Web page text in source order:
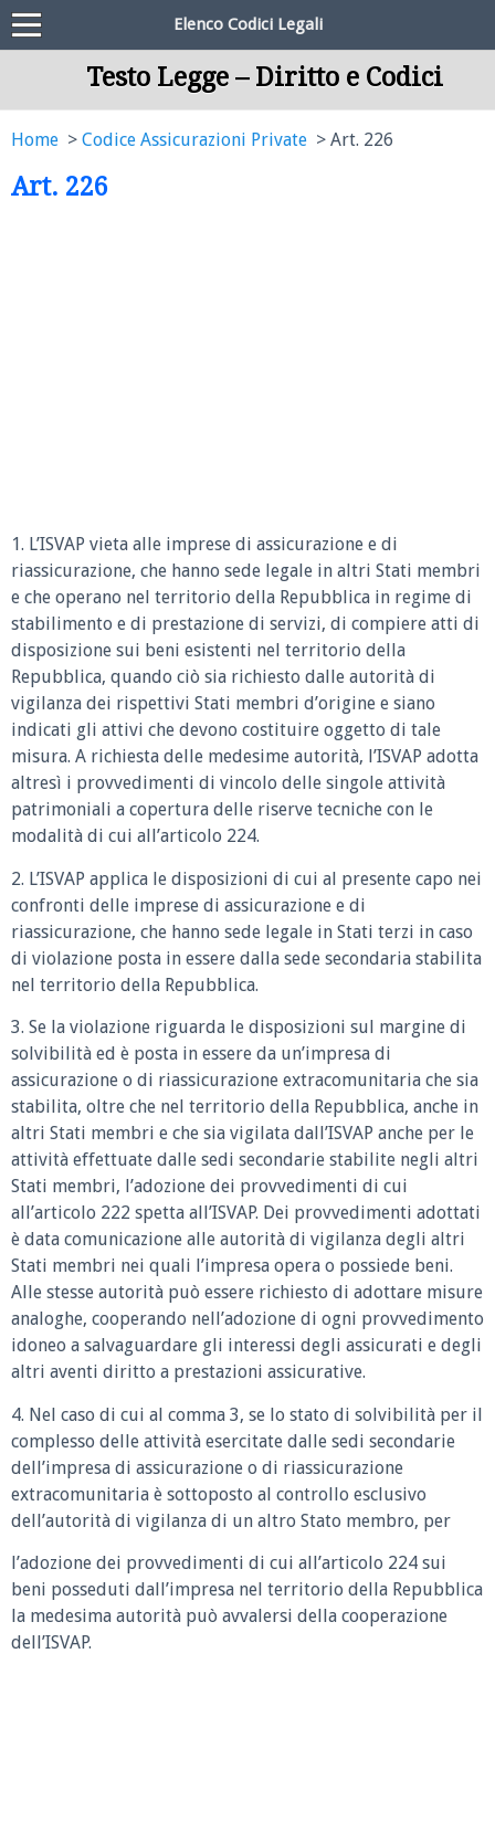
Elenco Codici Legali
Testo Legge – Diritto e Codici
Home Codice Assicurazioni Private Art. 226
Art. 226
1. L’ISVAP vieta alle imprese di assicurazione e di
riassicurazione, che hanno sede legale in altri Stati membri
e che operano nel territorio della Repubblica in regime di
stabilimento e di prestazione di servizi, di compiere atti di
disposizione sui beni esistenti nel territorio della
Repubblica, quando ciò sia richiesto dalle autorità di
vigilanza dei rispettivi Stati membri d’origine e siano
indicati gli attivi che devono costituire oggetto di tale
misura. A richiesta delle medesime autorità, l’ISVAP adotta
altresì i provvedimenti di vincolo delle singole attività
patrimoniali a copertura delle riserve tecniche con le
modalità di cui all’articolo 224.
2. L’ISVAP applica le disposizioni di cui al presente capo nei
confronti delle imprese di assicurazione e di
riassicurazione, che hanno sede legale in Stati terzi in caso
di violazione posta in essere dalla sede secondaria stabilita
nel territorio della Repubblica.
3. Se la violazione riguarda le disposizioni sul margine di
solvibilità ed è posta in essere da un’impresa di
assicurazione o di riassicurazione extracomunitaria che sia
stabilita, oltre che nel territorio della Repubblica, anche in
altri Stati membri e che sia vigilata dall’ISVAP anche per le
attività effettuate dalle sedi secondarie stabilite negli altri
Stati membri, l’adozione dei provvedimenti di cui
all’articolo 222 spetta all’ISVAP. Dei provvedimenti adottati
è data comunicazione alle autorità di vigilanza degli altri
Stati membri nei quali l’impresa opera o possiede beni.
Alle stesse autorità può essere richiesto di adottare misure
analoghe, cooperando nell’adozione di ogni provvedimento
idoneo a salvaguardare gli interessi degli assicurati e degli
altri aventi diritto a prestazioni assicurative.
4. Nel caso di cui al comma 3, se lo stato di solvibilità per il
complesso delle attività esercitate dalle sedi secondarie
dell’impresa di assicurazione o di riassicurazione
extracomunitaria è sottoposto al controllo esclusivo
dell’autorità di vigilanza di un altro Stato membro, per
l’adozione dei provvedimenti di cui all’articolo 224 sui
beni posseduti dall’impresa nel territorio della Repubblica
la medesima autorità può avvalersi della cooperazione
dell’ISVAP.